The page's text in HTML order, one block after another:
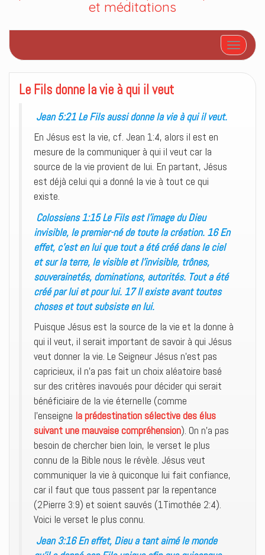
et méditations
Afficher/
Le Fils donne la vie à qui il veut
Jean 5:21 Le Fils aussi donne la vie à qui il veut.
En Jésus est la vie, cf. Jean 1:4, alors il est en
mesure de la communiquer à qui il veut car la
source de la vie provient de lui. En partant, Jésus
est déjà celui qui a donné la vie à tout ce qui
existe.
Colossiens 1:15 Le Fils est l’image du Dieu
invisible, le premier-né de toute la création. 16 En
effet, c’est en lui que tout a été créé dans le ciel
et sur la terre, le visible et l’invisible, trônes,
souverainetés, dominations, autorités. Tout a été
créé par lui et pour lui. 17 Il existe avant toutes
choses et tout subsiste en lui.
Puisque Jésus est la source de la vie et la donne à
qui il veut, il serait important de savoir à qui Jésus
veut donner la vie. Le Seigneur Jésus n’est pas
capricieux, il n’a pas fait un choix aléatoire basé
sur des critères inavoués pour décider qui serait
bénéficiaire de la vie éternelle (comme
l’enseigne la prédestination sélective des élus
suivant une mauvaise compréhension). On n’a pas
besoin de chercher bien loin, le verset le plus
connu de la Bible nous le révèle. Jésus veut
communiquer la vie à quiconque lui fait confiance,
car il faut que tous passent par la repentance
(2Pierre 3:9) et soient sauvés (1Timothée 2:4).
Voici le verset le plus connu.
Jean 3:16 En effet, Dieu a tant aimé le monde